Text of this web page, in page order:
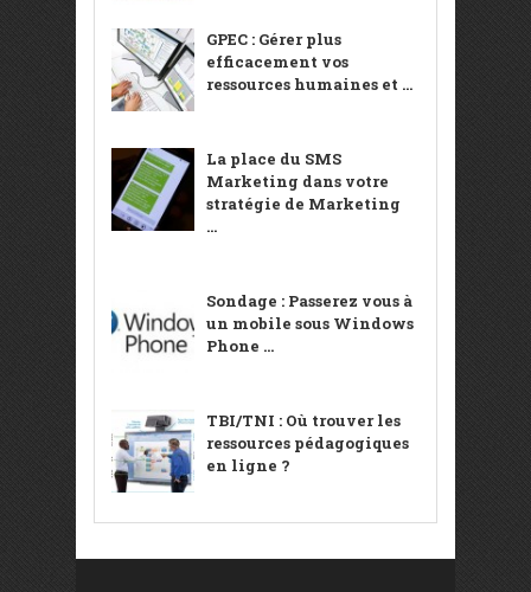
GPEC : Gérer plus
efficacement vos
ressources humaines et ...
La place du SMS
Marketing dans votre
stratégie de Marketing
...
Sondage : Passerez vous à
un mobile sous Windows
Phone ...
TBI/TNI : Où trouver les
ressources pédagogiques
en ligne ?